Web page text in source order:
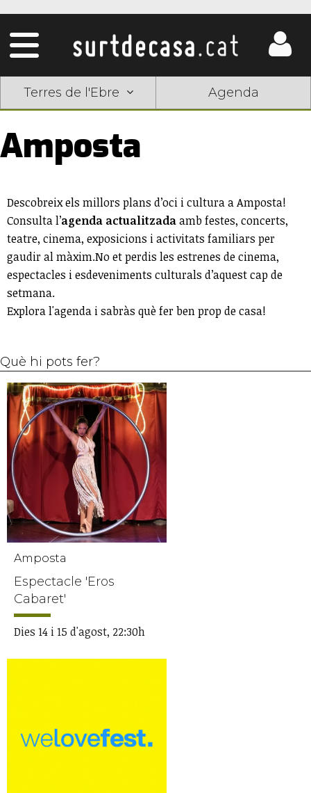
Terres de l'Ebre Agenda
Amposta
Descobreix els millors plans d’oci i cultura a Amposta!
Consulta l’agenda actualitzadaamb festes, concerts,
teatre, cinema, exposicions i activitats familiars per
gaudir al màxim.No et perdis les estrenes de cinema,
espectacles i esdeveniments culturals d’aquest cap de
setmana.
Explora l'agenda i sabràs què fer ben prop de casa!
Què hi pots fer?
Amposta
Espectacle 'Eros
Cabaret'
Dies 14 i 15 d'agost, 22:30h